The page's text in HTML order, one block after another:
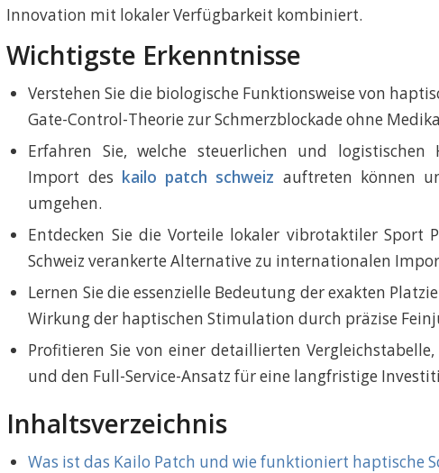
Innovation mit lokaler Verfügbarkeit kombiniert.
Wichtigste Erkenntnisse
Verstehen Sie die biologische Funktionsweise von
Gate-Control-Theorie zur Schmerzblockade ohne
Erfahren Sie, welche steuerlichen und logistischen
Import des kailo patch schweiz auftreten können
umgehen.
Entdecken Sie die Vorteile lokaler vibrotaktiler Sport
Schweiz verankerte Alternative zu internationalen
Lernen Sie die essenzielle Bedeutung der exakten
Wirkung der haptischen Stimulation durch präzise
Profitieren Sie von einer detaillierten
und den Full-Service-Ansatz für eine langfristige
Inhaltsverzeichnis
Was ist das Kailo Patch und wie funktioniert haptische